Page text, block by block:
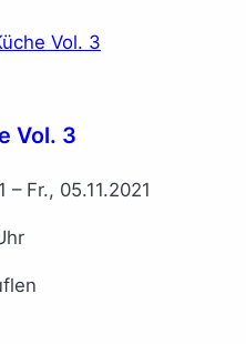
Vol. 3
– Fr., 05.11.2021